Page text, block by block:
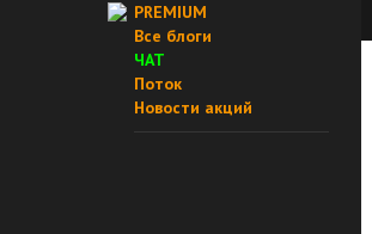
PREMIUM
Все блоги
ЧАТ
Поток
Новости акций